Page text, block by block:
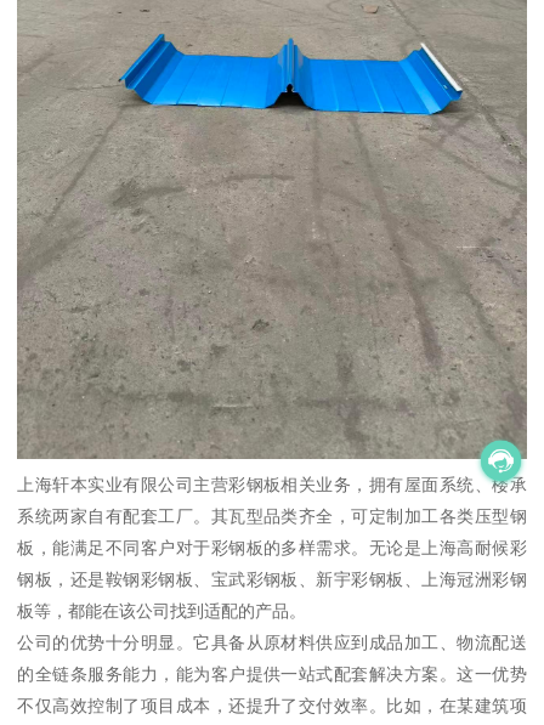
上海轩本实业有限公司主营彩钢板相关业务，拥有屋面系统、楼承
系统两家自有配套工厂。其瓦型品类齐全，可定制加工各类压型钢
板，能满足不同客户对于彩钢板的多样需求。无论是上海高耐候彩
钢板，还是鞍钢彩钢板、宝武彩钢板、新宇彩钢板、上海冠洲彩钢
板等，都能在该公司找到适配的产品。
公司的优势十分明显。它具备从原材料供应到成品加工、物流配送
的全链条服务能力，能为客户提供一站式配套解决方案。这一优势
不仅高效控制了项目成本，还提升了交付效率。比如，在某建筑项